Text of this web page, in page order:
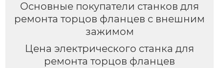
Основные покупатели станков для
ремонта торцов фланцев с внешним
зажимом
Цена электрического станка для
ремонта торцов фланцев